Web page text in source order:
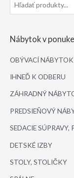
Nábytok v ponuke
OBÝVACÍ NÁBYTOK
IHNEĎ K ODBERU
ZÁHRADNÝ
PREDSIEŇOVÝ
SEDACIE SÚPRAVY,
DETSKÉ IZBY
STOLY, STOLIČKY